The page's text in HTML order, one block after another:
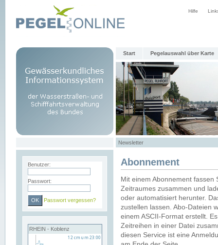
Hilfe
Start Pegelauswahl über Karte
Newsletter
Benutzer:
Passwort:
Passwort vergessen?
RHEIN - Koblenz
Abonnement
Mit einem Abonnement
Zeitraumes zusammen und
oder automatisiert herunter.
zustellen lassen. Abo-Dateien
einem ASCII-Format erstellt.
Zeitreihen in einer Datei
diesen Service ist eine